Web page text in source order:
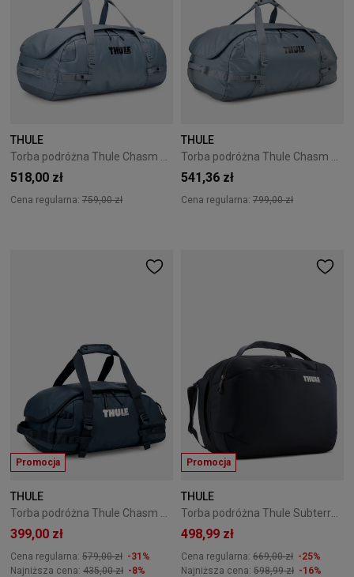
THULE
Torba podróżna Thule Chasm 70L Pond Gray
518,00 zł
Cena regularna: 759,00 zł
THULE
Torba podróżna Thule Chasm 90L Pond Gray
541,36 zł
Cena regularna: 799,00 zł
Promocja
THULE
399,00 zł
Cena regularna: 579,00 zł -31%
Najniższa cena: 435,00 zł -8%
Promocja
THULE
498,99 zł
Cena regularna: 669,00 zł -25%
Najniższa cena: 598,99 zł -16%